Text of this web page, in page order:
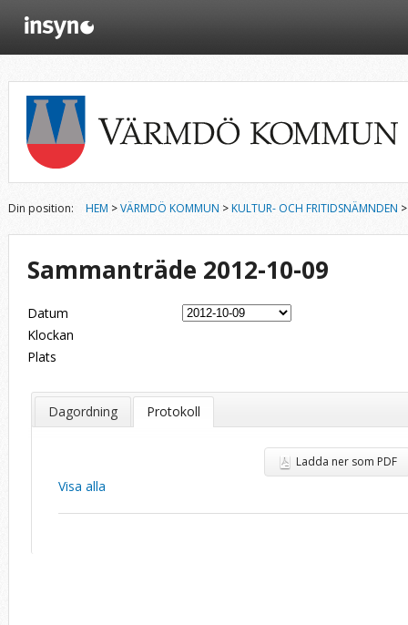
Din position: HEM >VÄRMDÖ KOMMUN >KULTUR- OCH FRITIDSNÄMNDEN
Sammanträde 2012-10-09
Datum
Klockan
Plats
Dagordning Protokoll
Ladda ner som PDF
Visa alla